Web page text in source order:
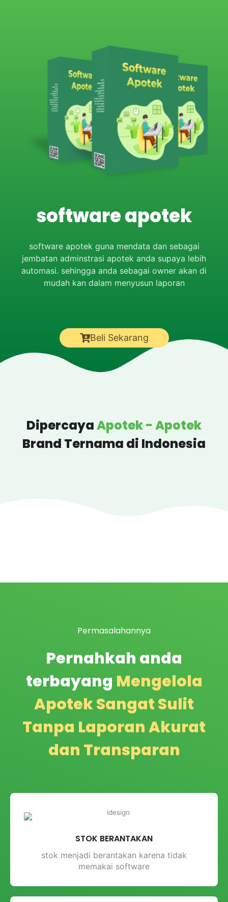
software apotek
software apotek guna mendata dan sebagai
jembatan adminstrasi apotek anda supaya lebih
automasi. sehingga anda sebagai owner akan di
mudah kan dalam menyusun laporan
Beli Sekarang
DipercayaApotek - Apotek
Brand Ternama di Indonesia
Permasalahannya
Pernahkah anda
terbayang Mengelola
Apotek Sangat Sulit
Tanpa Laporan Akurat
dan Transparan
STOK BERANTAKAN
stok menjadi berantakan karena tidak
memakai software